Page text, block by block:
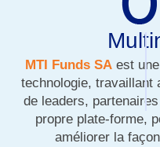
MTI Funds SAest une
technologie, travaillant
de leaders,
propre plate-forme,
améliorer la